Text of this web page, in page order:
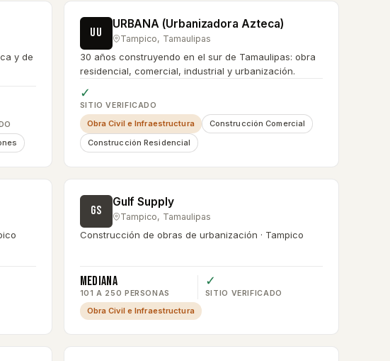
y de
UU
URBANA (Urbanizadora Azteca)
Tampico, Tamaulipas
30 años construyendo en el sur de Tamaulipas: obra
residencial, comercial, industrial y urbanización.
✓
SITIO VERIFICADO
Obra Civil e Infraestructura
Construcción Comercial
Construcción Residencial
GS
Gulf Supply
Tampico, Tamaulipas
Construcción de obras de urbanización · Tampico
Mediana
101 A 250 PERSONAS
✓
SITIO VERIFICADO
Obra Civil e Infraestructura